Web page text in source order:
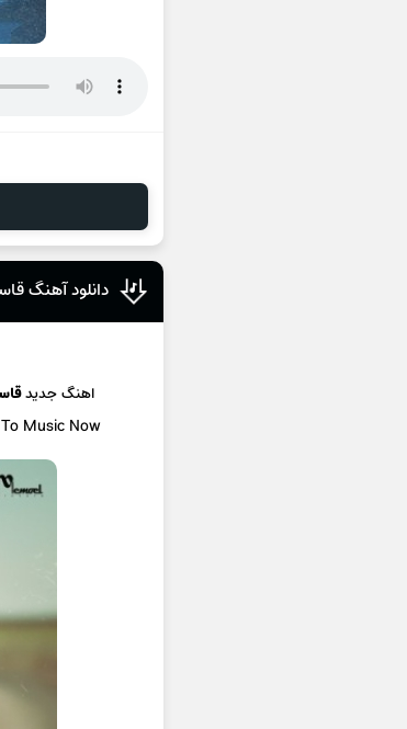
دانلود آهنگ
اهنگ جدید
Music Now